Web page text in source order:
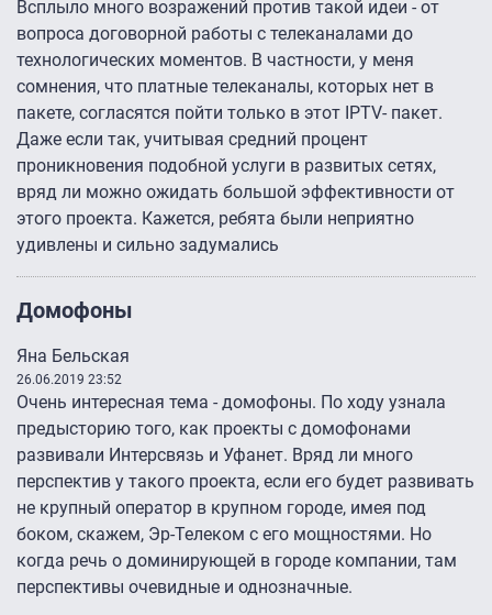
Всплыло много возражений против такой идеи - от
вопроса договорной работы с телеканалами до
технологических моментов. В частности, у меня
сомнения, что платные телеканалы, которых нет в
пакете, согласятся пойти только в этот IPTV- пакет.
Даже если так, учитывая средний процент
проникновения подобной услуги в развитых сетях,
вряд ли можно ожидать большой эффективности от
этого проекта. Кажется, ребята были неприятно
удивлены и сильно задумались
Домофоны
Яна Бельская
26.06.2019 23:52
Очень интересная тема - домофоны. По ходу узнала
предысторию того, как проекты с домофонами
развивали Интерсвязь и Уфанет. Вряд ли много
перспектив у такого проекта, если его будет развивать
не крупный оператор в крупном городе, имея под
боком, скажем, Эр-Телеком с его мощностями. Но
когда речь о доминирующей в городе компании, там
перспективы очевидные и однозначные.